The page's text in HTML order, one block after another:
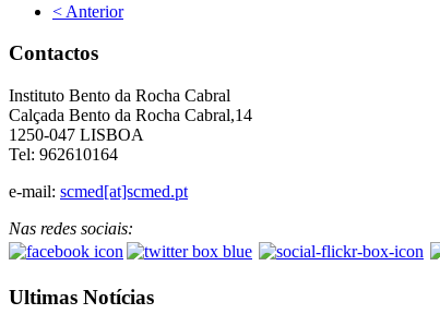
< Anterior
Contactos
Instituto Bento da Rocha Cabral
Calçada Bento da Rocha Cabral,14
1250-047 LISBOA
Tel: 962610164
e-mail: scmed[at]scmed.pt
Nas redes sociais:
Ultimas Notícias